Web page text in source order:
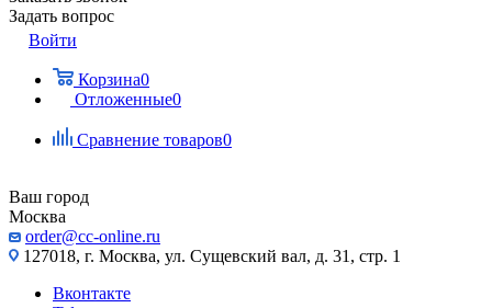
Задать вопрос
Войти
Корзина0
Отложенные0
Сравнение товаров0
Ваш город
Москва
order@cc-online.ru
127018, г. Москва, ул. Сущевский вал, д. 31, стр. 1
Вконтакте